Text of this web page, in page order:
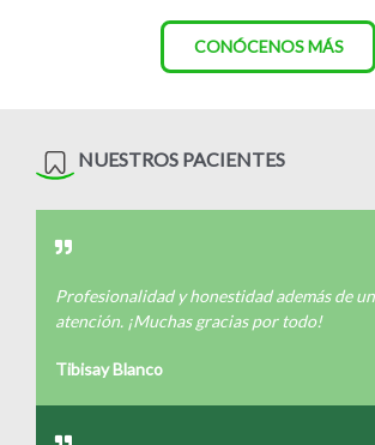
CONÓCENOS MÁS
NUESTROS PACIENTES
Profesionalidad y honestidad además de
atención. ¡Muchas gracias por todo!
Tibisay Blanco